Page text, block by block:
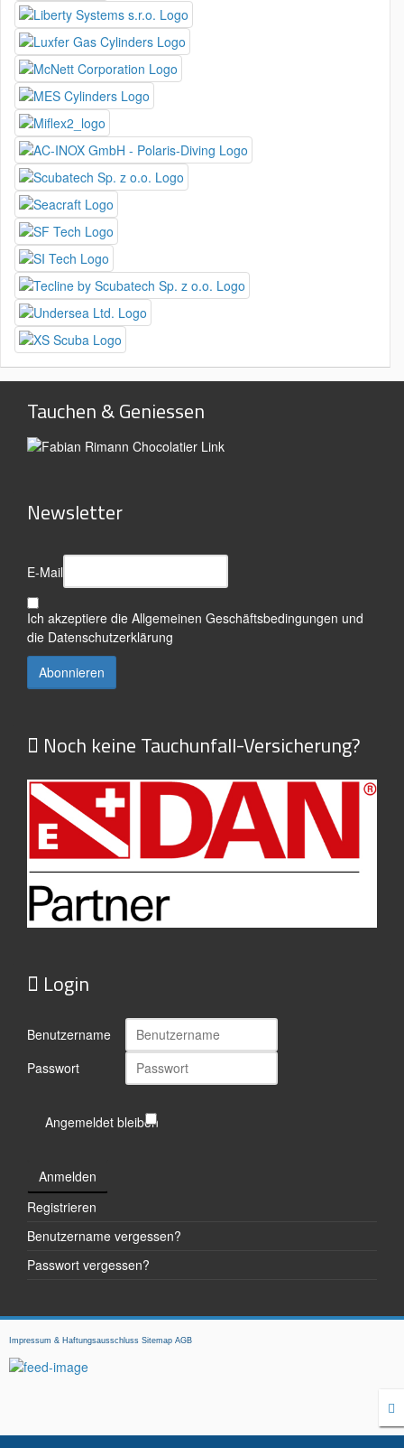
Tauchen & Geniessen
Newsletter
E-Mail
Ich akzeptiere die Allgemeinen Geschäftsbedingungen und
die Datenschutzerklärung
Noch keine Tauchunfall-Versicherung?
Login
Benutzername
Passwort
Angemeldet bleiben
Anmelden
Registrieren
Benutzername vergessen?
Passwort vergessen?
Impressum & Haftungsausschluss Sitemap AGB